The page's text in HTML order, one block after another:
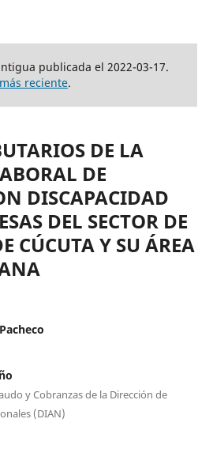
publicada el 2022-03-17.
reciente.
DE LA
DE
DISCAPACIDAD
DEL SECTOR DE
CÚCUTA Y SU ÁREA
y Cobranzas de la Dirección de
(DIAN)